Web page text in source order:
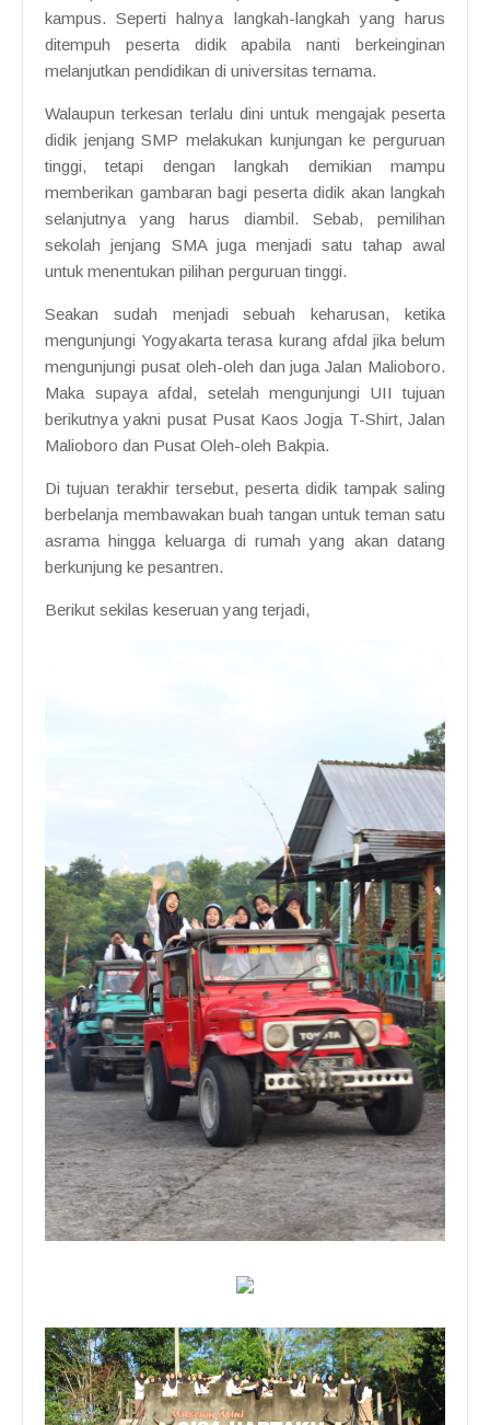
kampus. Seperti halnya langkah-langkah yang harus
ditempuh peserta didik apabila nanti berkeinginan
melanjutkan pendidikan di universitas ternama.
Walaupun terkesan terlalu dini untuk mengajak peserta
didik jenjang SMP melakukan kunjungan ke perguruan
tinggi, tetapi dengan langkah demikian mampu
memberikan gambaran bagi peserta didik akan langkah
selanjutnya yang harus diambil. Sebab, pemilihan
sekolah jenjang SMA juga menjadi satu tahap awal
untuk menentukan pilihan perguruan tinggi.
Seakan sudah menjadi sebuah keharusan, ketika
mengunjungi Yogyakarta terasa kurang afdal jika belum
mengunjungi pusat oleh-oleh dan juga Jalan Malioboro.
Maka supaya afdal, setelah mengunjungi UII tujuan
berikutnya yakni pusat Pusat Kaos Jogja T-Shirt, Jalan
Malioboro dan Pusat Oleh-oleh Bakpia.
Di tujuan terakhir tersebut, peserta didik tampak saling
berbelanja membawakan buah tangan untuk teman satu
asrama hingga keluarga di rumah yang akan datang
berkunjung ke pesantren.
Berikut sekilas keseruan yang terjadi,